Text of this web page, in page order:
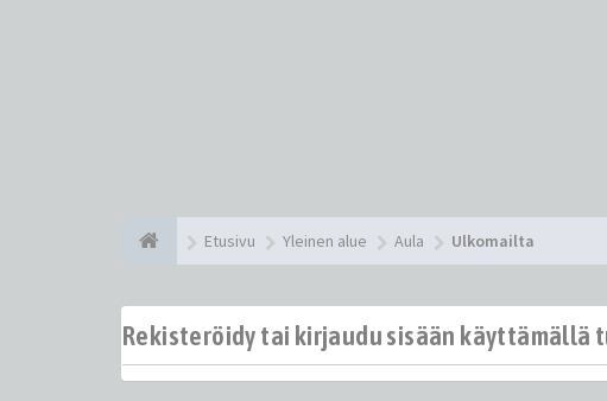
Etusivu Yleinen alue Aula Ulkomailta
Rekisteröidy tai kirjaudu sisään käyttämällä